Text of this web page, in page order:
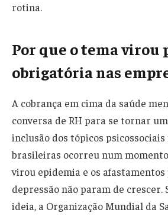
rotina.
Por que o tema virou
obrigatória nas
A cobrança em cima da saúde
conversa de RH para se tornar
inclusão dos tópicos
brasileiras ocorreu num
virou epidemia e os afastamentos
depressão não param de crescer.
ideia, a Organização Mundial da